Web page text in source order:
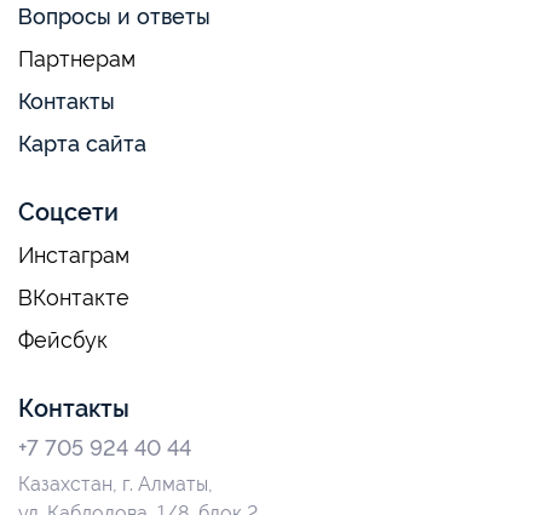
Вопросы и ответы
Партнерам
Контакты
Карта сайта
Соцсети
Инстаграм
ВКонтакте
Фейсбук
Контакты
+7 705 924 40 44
Казахстан, г. Алматы,